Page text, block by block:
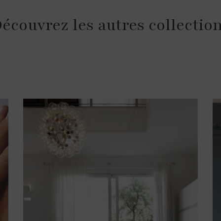
les autres